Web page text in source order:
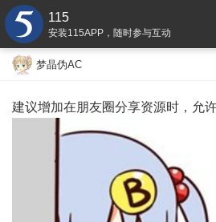
115
安装115APP，随时参与互动
梦晶伪AC
建议增加在朋友圈分享资源时，允